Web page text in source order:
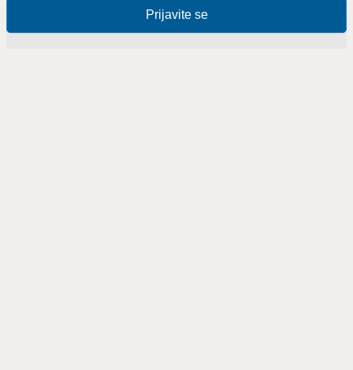
Prijavite se